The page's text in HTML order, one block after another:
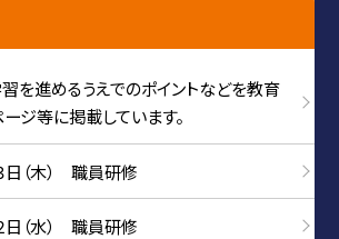
を進めるうえでのポイントなどを教育
ジ等に掲載しています。
日（木） 職員研修
日（水） 職員研修